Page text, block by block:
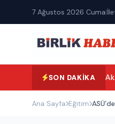
7 Ağustos 2026 Cuma|
SON DAKIKA
Yeni Parti
Ana Sayfa Eğitim